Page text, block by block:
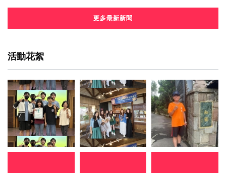
更多最新新聞
活動花絮